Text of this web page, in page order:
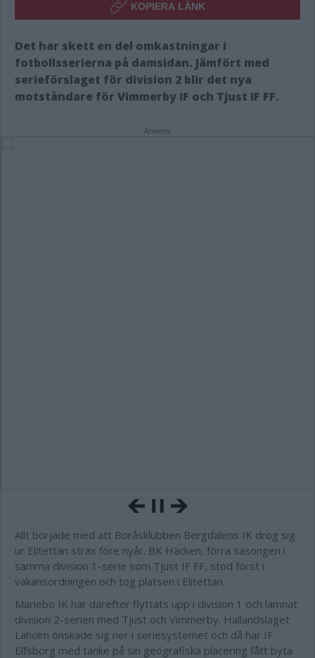
KOPIERA LÄNK
Det har skett en del omkastningar i
fotbollsserierna på damsidan. Jämfört med
serieförslaget för division 2 blir det nya
motståndare för Vimmerby IF och Tjust IF FF.
Annons:
Allt började med att Boråsklubben Bergdalens IK drog sig
ur Elitettan strax före nyår. BK Häcken, förra säsongen i
samma division 1-serie som Tjust IF FF, stod först i
vakansordningen och tog platsen i Elitettan.
Mariebo IK har därefter flyttats upp i division 1 och lämnat
division 2-serien med Tjust och Vimmerby. Hallandslaget
Laholm önskade sig ner i seriesystemet och då har IF
Elfsborg med tanke på sin geografiska placering fått byta